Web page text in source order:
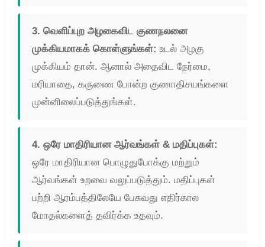
3. வெளிப்புற அழகைவிட குணநலனை
முக்கியமாகக் கொள்ளுங்கள்: உடல் அழகு
முக்கியம் தான். ஆனால் அதைவிட நேர்மை,
மரியாதை, கருணை போன்ற குணாதிசயங்களை
முன்னிலைப்படுத்துங்கள்.
4. ஒரே மாதிரியான ஆர்வங்கள் & மதிப்புகள்:
ஒரே மாதிரியான பொழுதுபோக்கு மற்றும்
ஆர்வங்கள் உறவை வலுப்படுத்தும். மதிப்புகள்
பற்றி ஆரம்பத்திலேயே பேசுவது எதிர்கால
மோதல்களைத் தவிர்க்க உதவும்.